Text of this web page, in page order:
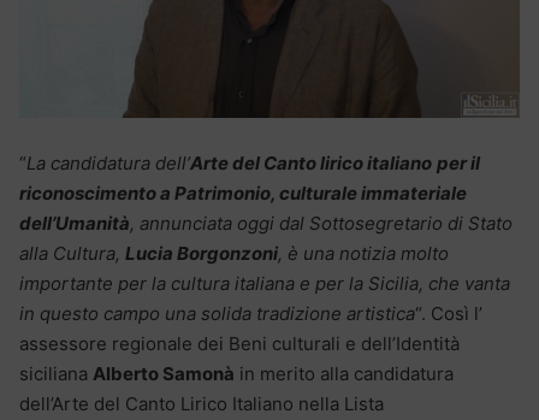
“La candidatura dell’Arte del Canto lirico italiano per il
riconoscimento a Patrimonio, culturale immateriale
dell’Umanità, annunciata oggi dal Sottosegretario di Stato
alla Cultura, Lucia Borgonzoni, è una notizia molto
importante per la cultura italiana e per la Sicilia, che vanta
in questo campo una solida tradizione artistica“. Così l’
assessore regionale dei Beni culturali e dell’Identità
siciliana Alberto Samonà in merito alla candidatura
dell’Arte del Canto Lirico Italiano nella Lista